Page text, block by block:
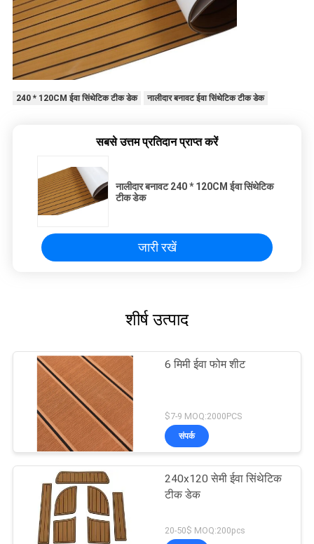
240 * 120CM ईवा सिंथेटिक टीक डेक नालीदार बनावट ईवा सिंथेटिक टीक डेक
सबसे उत्तम प्रतिदान प्राप्त करें
नालीदार बनावट 240 * 120CM ईवा सिंथेटिक
टीक डेक
जारी रखें
शीर्ष उत्पाद
6 मिमी ईवा फोम शीट
$7-9 MOQ:2000PCS
संपर्क
240x120 सेमी ईवा सिंथेटिक
टीक डेक
20-50$ MOQ:200pcs